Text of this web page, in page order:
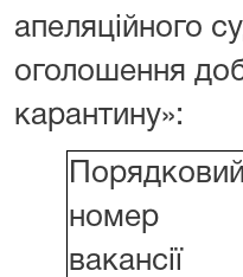
апеляційного
оголошення
карантину»:
Порядковий
номер
вакансії